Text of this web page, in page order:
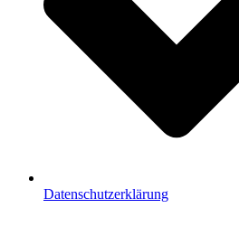
Datenschutzerklärung